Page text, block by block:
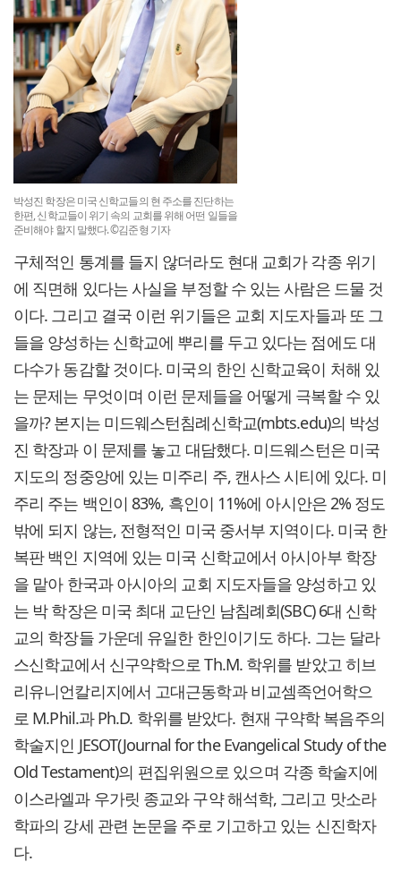
박성진 학장은 미국 신학교들의 현 주소를 진단하는
한편, 신학교들이 위기 속의 교회를 위해 어떤 일들을
준비해야 할지 말했다. ©김준형 기자
구체적인 통계를 들지 않더라도 현대 교회가 각종 위기
에 직면해 있다는 사실을 부정할 수 있는 사람은 드물 것
이다. 그리고 결국 이런 위기들은 교회 지도자들과 또 그
들을 양성하는 신학교에 뿌리를 두고 있다는 점에도 대
다수가 동감할 것이다. 미국의 한인 신학교육이 처해 있
는 문제는 무엇이며 이런 문제들을 어떻게 극복할 수 있
을까? 본지는 미드웨스턴침례신학교(mbts.edu)의 박성
진 학장과 이 문제를 놓고 대담했다. 미드웨스턴은 미국
지도의 정중앙에 있는 미주리 주, 캔사스 시티에 있다. 미
주리 주는 백인이 83%, 흑인이 11%에 아시안은 2% 정도
밖에 되지 않는, 전형적인 미국 중서부 지역이다. 미국 한
복판 백인 지역에 있는 미국 신학교에서 아시아부 학장
을 맡아 한국과 아시아의 교회 지도자들을 양성하고 있
는 박 학장은 미국 최대 교단인 남침례회(SBC) 6대 신학
교의 학장들 가운데 유일한 한인이기도 하다. 그는 달라
스신학교에서 신구약학으로 Th.M. 학위를 받았고 히브
리유니언칼리지에서 고대근동학과 비교셈족언어학으
로 M.Phil.과 Ph.D. 학위를 받았다. 현재 구약학 복음주의
학술지인 JESOT(Journal for the Evangelical Study of the
Old Testament)의 편집위원으로 있으며 각종 학술지에
이스라엘과 우가릿 종교와 구약 해석학, 그리고 맛소라
학파의 강세 관련 논문을 주로 기고하고 있는 신진학자
다.